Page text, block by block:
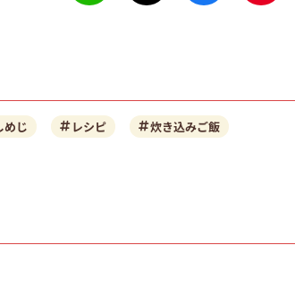
めじ レシピ 炊き込みご飯